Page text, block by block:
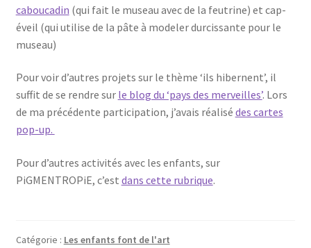
caboucadin (qui fait le museau avec de la feutrine) et cap-
éveil (qui utilise de la pâte à modeler durcissante pour le
museau)
Pour voir d’autres projets sur le thème ‘ils hibernent’, il
suffit de se rendre sur le blog du ‘pays des merveilles’. Lors
de ma précédente participation, j’avais réalisé des cartes
pop-up.
Pour d’autres activités avec les enfants, sur
PiGMENTROPiE, c’est dans cette rubrique.
Catégorie : Les enfants font de l'art